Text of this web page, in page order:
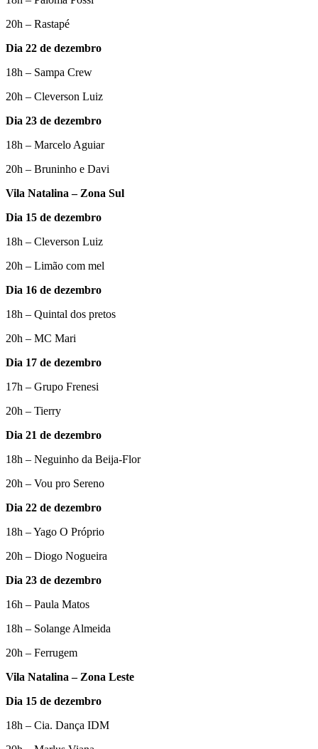
20h – Rastapé
Dia 22 de dezembro
18h – Sampa Crew
20h – Cleverson Luiz
Dia 23 de dezembro
18h – Marcelo Aguiar
20h – Bruninho e Davi
Vila Natalina – Zona Sul
Dia 15 de dezembro
18h – Cleverson Luiz
20h – Limão com mel
Dia 16 de dezembro
18h – Quintal dos pretos
20h – MC Mari
Dia 17 de dezembro
17h – Grupo Frenesi
20h – Tierry
Dia 21 de dezembro
18h – Neguinho da Beija-Flor
20h – Vou pro Sereno
Dia 22 de dezembro
18h – Yago O Próprio
20h – Diogo Nogueira
Dia 23 de dezembro
16h – Paula Matos
18h – Solange Almeida
20h – Ferrugem
Vila Natalina – Zona Leste
Dia 15 de dezembro
18h – Cia. Dança IDM